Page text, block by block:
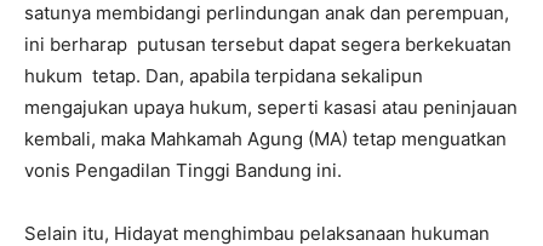
satunya membidangi perlindungan anak dan perempuan,
ini berharap putusan tersebut dapat segera berkekuatan
hukum tetap. Dan, apabila terpidana sekalipun
mengajukan upaya hukum, seperti kasasi atau peninjauan
kembali, maka Mahkamah Agung (MA) tetap menguatkan
vonis Pengadilan Tinggi Bandung ini.
Selain itu, Hidayat menghimbau pelaksanaan hukuman